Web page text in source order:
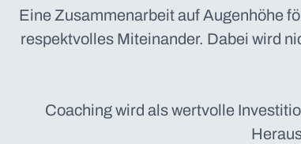
Eine Zusammenarbeit auf Augenhöhe
respektvolles Miteinander. Dabei wird
Coaching wird als wertvolle